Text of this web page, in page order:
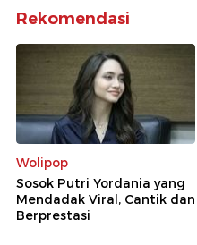
Rekomendasi
Wolipop
Sosok Putri Yordania yang
Mendadak Viral, Cantik dan
Berprestasi